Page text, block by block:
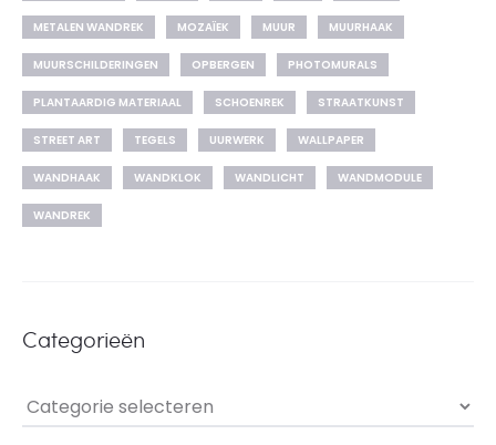
METALEN WANDREK MOZAÏEK MUUR MUURHAAK
MUURSCHILDERINGEN OPBERGEN PHOTOMURALS
PLANTAARDIG MATERIAAL SCHOENREK STRAATKUNST
STREET ART TEGELS UURWERK WALLPAPER
WANDHAAK WANDKLOK WANDLICHT WANDMODULE
WANDREK
Categorieën
Categorieën